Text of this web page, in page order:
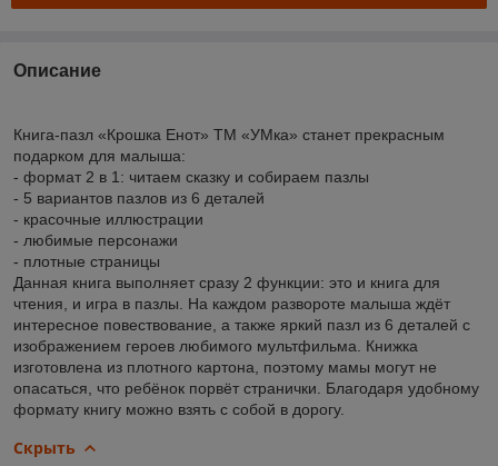
Описание
Книга-пазл «Крошка Енот» ТМ «УМка» станет прекрасным
подарком для малыша:
- формат 2 в 1: читаем сказку и собираем пазлы
- 5 вариантов пазлов из 6 деталей
- красочные иллюстрации
- любимые персонажи
- плотные страницы
Данная книга выполняет сразу 2 функции: это и книга для
чтения, и игра в пазлы. На каждом развороте малыша ждёт
интересное повествование, а также яркий пазл из 6 деталей с
изображением героев любимого мультфильма. Книжка
изготовлена из плотного картона, поэтому мамы могут не
опасаться, что ребёнок порвёт странички. Благодаря удобному
формату книгу можно взять с собой в дорогу.
Скрыть